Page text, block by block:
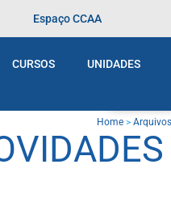
Espaço CCAA
CURSOS UNIDADES
Home >